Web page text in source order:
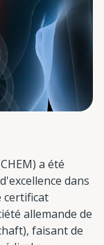
a été
dans
certificat
allemande de
faisant de